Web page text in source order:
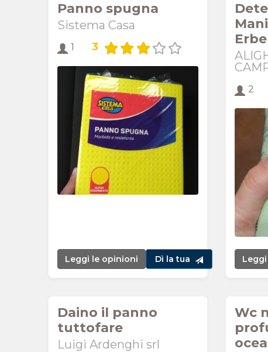
Panno spugna
Sistema Casa
1 3
Leggi le opinioni Dì la tua
2
Daino il panno
tuttofare
Luigi Ardenghi srl
Wc